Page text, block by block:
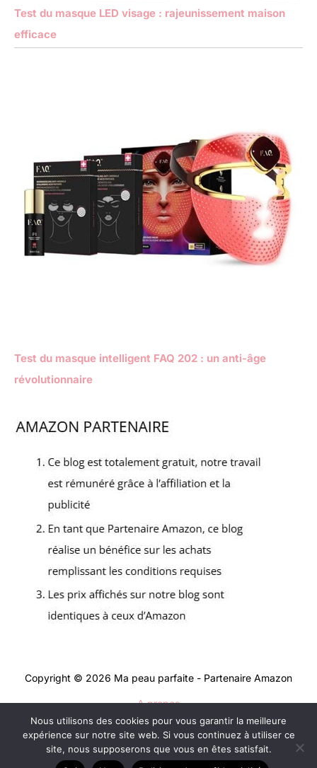
Test du masque LED visage : rajeunissement maison
efficace
Test du masque intelligent FAQ 202 : un anti-âge
révolutionnaire
Copyright © 2026 Ma peau parfaite - Partenaire Amazon
A propos
Contact
Mentions légales
Politique de confidentialité
Nous utilisons des cookies pour vous garantir la meilleure
expérience sur notre site web. Si vous continuez à utiliser ce
site, nous supposerons que vous en êtes satisfait.